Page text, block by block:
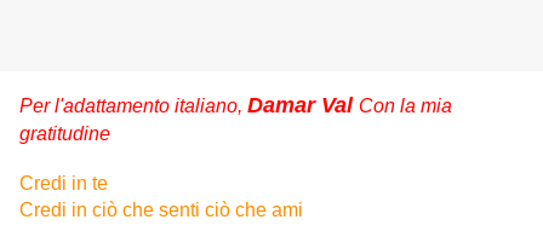
Per l'adattamento italiano, Damar Val Con la mia
gratitudine
Credi in te
Credi in ciò che senti ciò che ami